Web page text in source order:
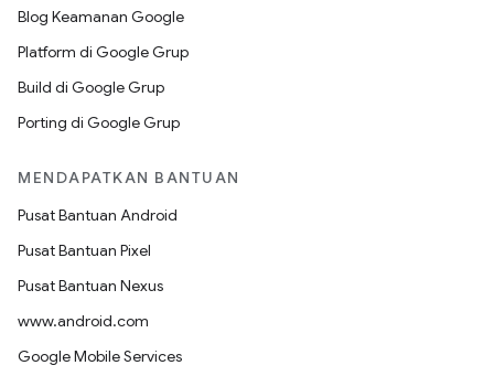
Blog Keamanan Google
Platform di Google Grup
Build di Google Grup
Porting di Google Grup
MENDAPATKAN BANTUAN
Pusat Bantuan Android
Pusat Bantuan Pixel
Pusat Bantuan Nexus
www.android.com
Google Mobile Services